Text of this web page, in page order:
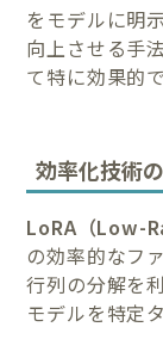
をモデルに明
向上させる手
て特に効果的で
効率化技術
LoRA（Low-
の効率的なフ
行列の分解を
モデルを特定